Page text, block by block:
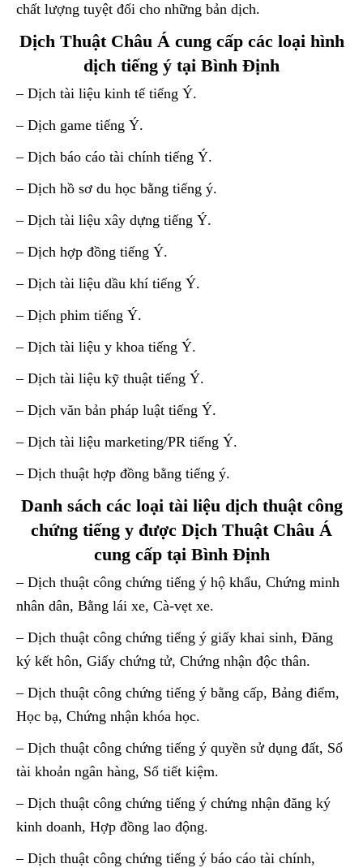
chất lượng tuyệt đối cho những bản dịch.
Dịch Thuật Châu Á cung cấp các loại hình
dịch tiếng ý tại Bình Định
– Dịch tài liệu kinh tế tiếng Ý.
– Dịch game tiếng Ý.
– Dịch báo cáo tài chính tiếng Ý.
– Dịch hồ sơ du học bằng tiếng ý.
– Dịch tài liệu xây dựng tiếng Ý.
– Dịch hợp đồng tiếng Ý.
– Dịch tài liệu dầu khí tiếng Ý.
– Dịch phim tiếng Ý.
– Dịch tài liệu y khoa tiếng Ý.
– Dịch tài liệu kỹ thuật tiếng Ý.
– Dịch văn bản pháp luật tiếng Ý.
– Dịch tài liệu marketing/PR tiếng Ý.
– Dịch thuật hợp đồng bằng tiếng ý.
Danh sách các loại tài liệu dịch thuật công
chứng tiếng y được Dịch Thuật Châu Á
cung cấp tại Bình Định
– Dịch thuật công chứng tiếng ý hộ khẩu, Chứng minh
nhân dân, Bằng lái xe, Cà-vẹt xe.
– Dịch thuật công chứng tiếng ý giấy khai sinh, Đăng
ký kết hôn, Giấy chứng tử, Chứng nhận độc thân.
– Dịch thuật công chứng tiếng ý bằng cấp, Bảng điểm,
Học bạ, Chứng nhận khóa học.
– Dịch thuật công chứng tiếng ý quyền sử dụng đất, Sổ
tài khoản ngân hàng, Sổ tiết kiệm.
– Dịch thuật công chứng tiếng ý chứng nhận đăng ký
kinh doanh, Hợp đồng lao động.
– Dịch thuật công chứng tiếng ý báo cáo tài chính,